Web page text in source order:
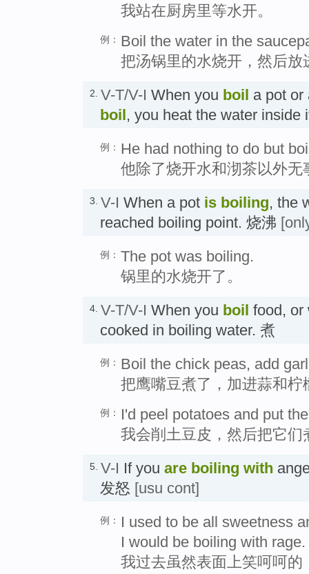
我站在厨房里等水开。
例： Boil the water in the
把汤锅里的水烧开，然后放
2. V-T/V-I When you boil a pot or
boil, you heat the water inside
例： He had nothing to do but
他除了烧开水和沏茶以外无
3. V-I When a pot is boiling, the
reached boiling point. 烧沸
例： The pot was boiling.
锅里的水烧开了。
4. V-T/V-I When you boil food,
cooked in boiling water. 煮
例： Boil the chick peas, add
把鹰嘴豆煮了，加进蒜和柠
例：
I'd peel potatoes and put
我会削土豆皮，然后把它们
5. V-I If you are boiling with
发怒 [usu cont]
例：
I used to be all sweetness
I would be boiling with rage.
我过去虽然表面上笑呵呵